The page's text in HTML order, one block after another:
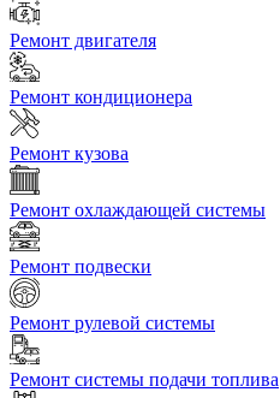
Ремонт двигателя
Ремонт кондиционера
Ремонт кузова
Ремонт охлаждающей системы
Ремонт подвески
Ремонт рулевой системы
Ремонт системы подачи топлива